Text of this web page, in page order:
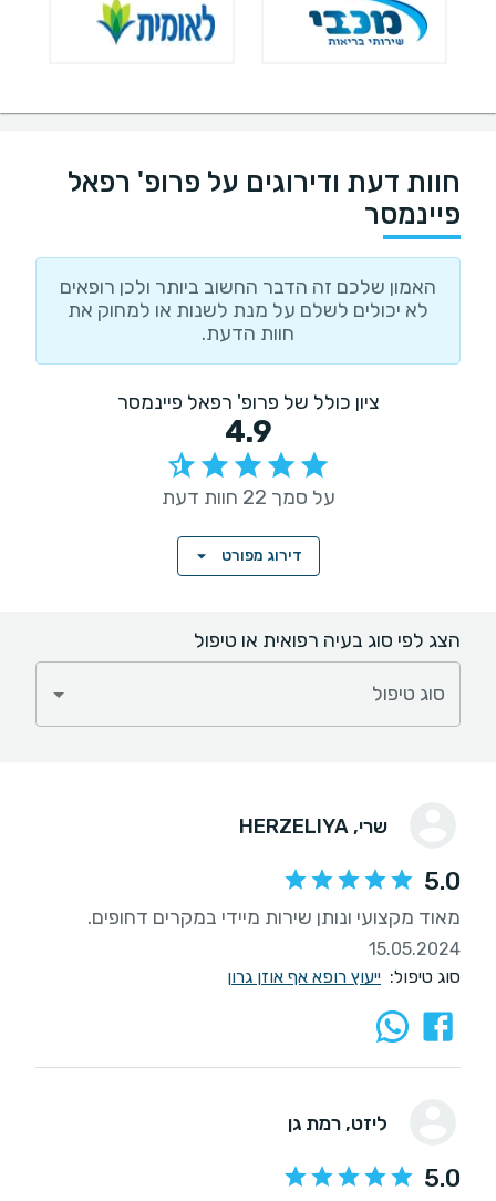
חוות דעת ודירוגים על פרופ' רפאל
פיינמסר
האמון שלכם זה הדבר החשוב ביותר ולכן רופאים
לא יכולים לשלם על מנת לשנות או למחוק את
חוות הדעת.
ציון כולל של פרופ' רפאל פיינמסר
4.9
על סמך 22 חוות דעת
דירוג מפורט
הצג לפי סוג בעיה רפואית או טיפול
סוג טיפול
שרי, HERZELIYA
5.0
מאוד מקצועי ונותן שירות מיידי במקרים דחופים.
15.05.2024
סוג טיפול: ייעוץ רופא אף אוזן גרון
ליזט, רמת גן
5.0